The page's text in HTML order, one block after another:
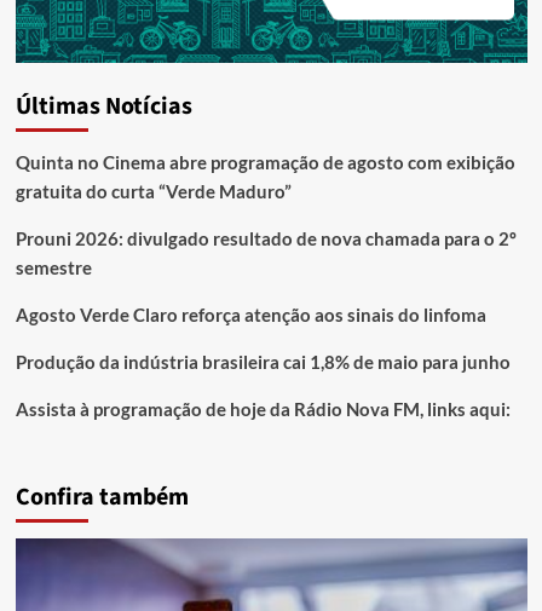
Últimas Notícias
Quinta no Cinema abre programação de agosto com exibição
gratuita do curta “Verde Maduro”
Prouni 2026: divulgado resultado de nova chamada para o 2º
semestre
Agosto Verde Claro reforça atenção aos sinais do linfoma
Produção da indústria brasileira cai 1,8% de maio para junho
Assista à programação de hoje da Rádio Nova FM, links aqui:
Confira também